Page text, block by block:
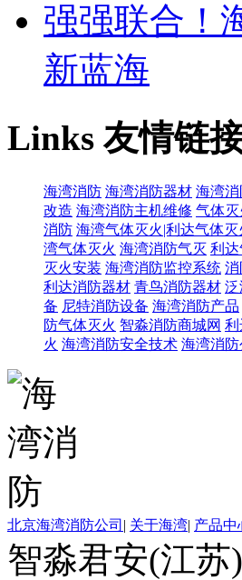
强强联合！
新蓝海
Links友情链
海湾消防 海湾消防器材 海湾
改造 海湾消防主机维修 气体灭
消防 海湾气体灭火|利达气体灭
湾气体灭火 海湾消防气灭 利达
灭火安装 海湾消防监控系统 消
利达消防器材 青鸟消防器材 泛
备 尼特消防设备 海湾消防产品
防气体灭火 智淼消防商城网 利
火 海湾消防安全技术 海湾消防
北京海湾消防公司 | 关于海湾| 产品中
智淼君安(江苏